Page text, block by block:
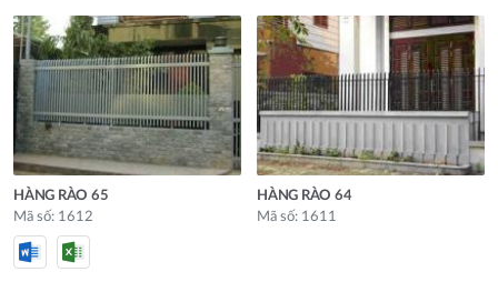
HÀNG RÀO 65
Mã số: 1612
HÀNG RÀO 64
Mã số: 1611